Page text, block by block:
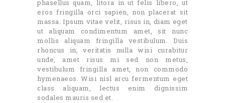
phasellus quam, litora in ut felis libero, ut
eros fringilla orci sapien, non placerat sit
massa. Ipsum vitae velit, risus in, diam eget
ut aliquam condimentum amet, sit nunc
mollis aliquam fringilla vestibulum. Duis
rhoncus in, veritatis nulla wisi curabitur
unde, amet risus mi sed non metus,
vestibulum fringilla amet, non commodo
hymenaeos. Wisi nisl arcu fermentum eget
class aliquam, lectus enim dignissim
sodales mauris sed et.